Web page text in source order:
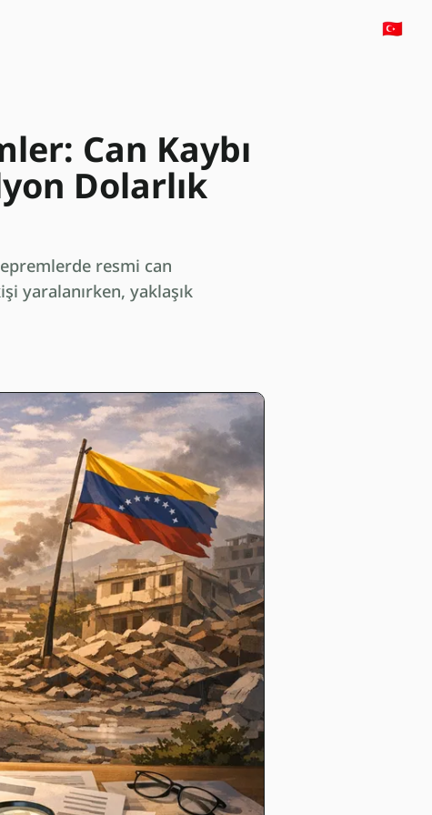
🇹🇷
Can Kaybı
Dolarlık
resmi can
yaralanırken, yaklaşık